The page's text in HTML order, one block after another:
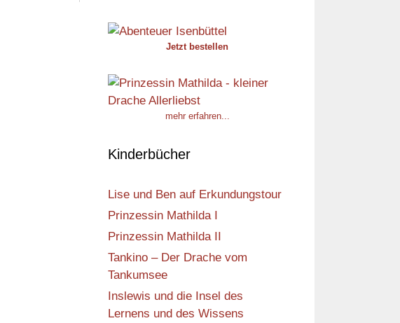
Jetzt bestellen
mehr erfahren...
Kinderbücher
Lise und Ben auf Erkundungstour
Prinzessin Mathilda I
Prinzessin Mathilda II
Tankino – Der Drache vom
Tankumsee
Inslewis und die Insel des
Lernens und des Wissens